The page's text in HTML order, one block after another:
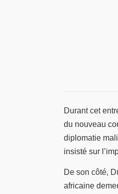
Durant cet
du nouveau
diplomatie
insisté sur
De son côté,
africaine